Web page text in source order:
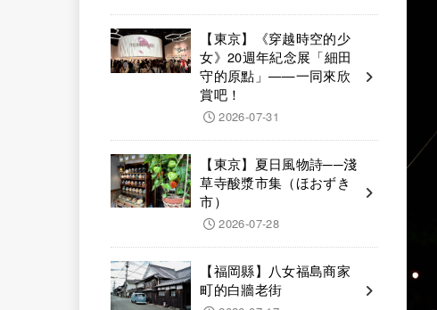
【東京】《穿越時空的少
女》20週年紀念展「細田
守的原點」——一同來欣
賞吧！
2026-07-31
【東京】夏日風物詩──淺
草寺酸漿市集（ほおずき
市）
2026-07-28
【福岡縣】八女福島商家
町的白牆老街